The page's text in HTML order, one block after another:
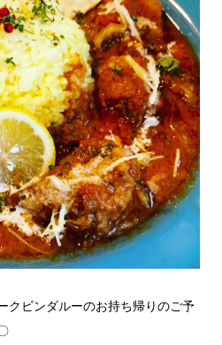
クビンダルーのお持ち帰りのご予